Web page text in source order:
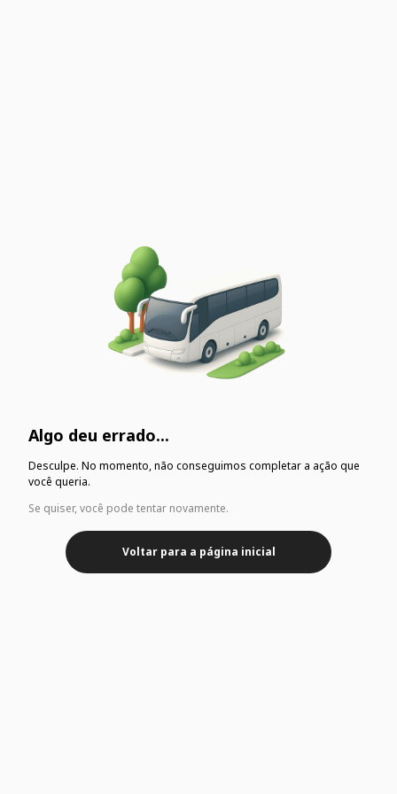
Algo deu errado...
Desculpe. No momento, não conseguimos completar a ação que
você queria.
Se quiser, você pode tentar novamente.
Voltar para a página inicial